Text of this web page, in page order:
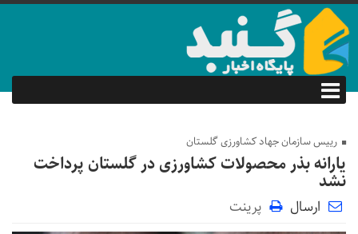
رییس سازمان جهاد کشاورزی گلستان
یارانه بذر محصولات کشاورزی در گلستان پرداخت
نشد
ارسال پرینت